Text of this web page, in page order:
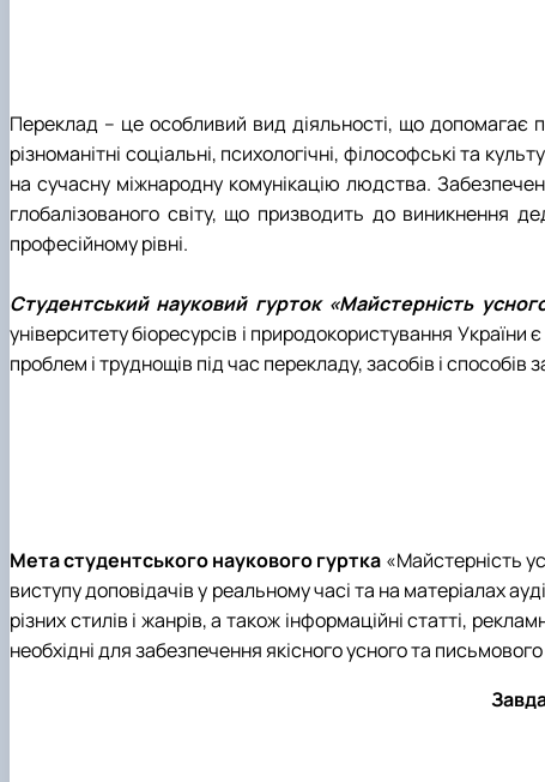
Переклад – це особливий вид діяльності, що допомагає
різноманітні соціальні, психологічні, філософські та
на сучасну міжнародну комунікацію людства.
глобалізованого світу, що призводить до виникнення
професійному рівні.
Студентський науковий гурток «Майстерність
університету біоресурсів і природокористування
проблем і труднощів під час перекладу, засобів і
Мета студентського наукового гуртка «Майстерність
виступу доповідачів у реальному часі та на матеріалах
різних стилів і жанрів, а також інформаційні статті,
необхідні для забезпечення якісного усного та